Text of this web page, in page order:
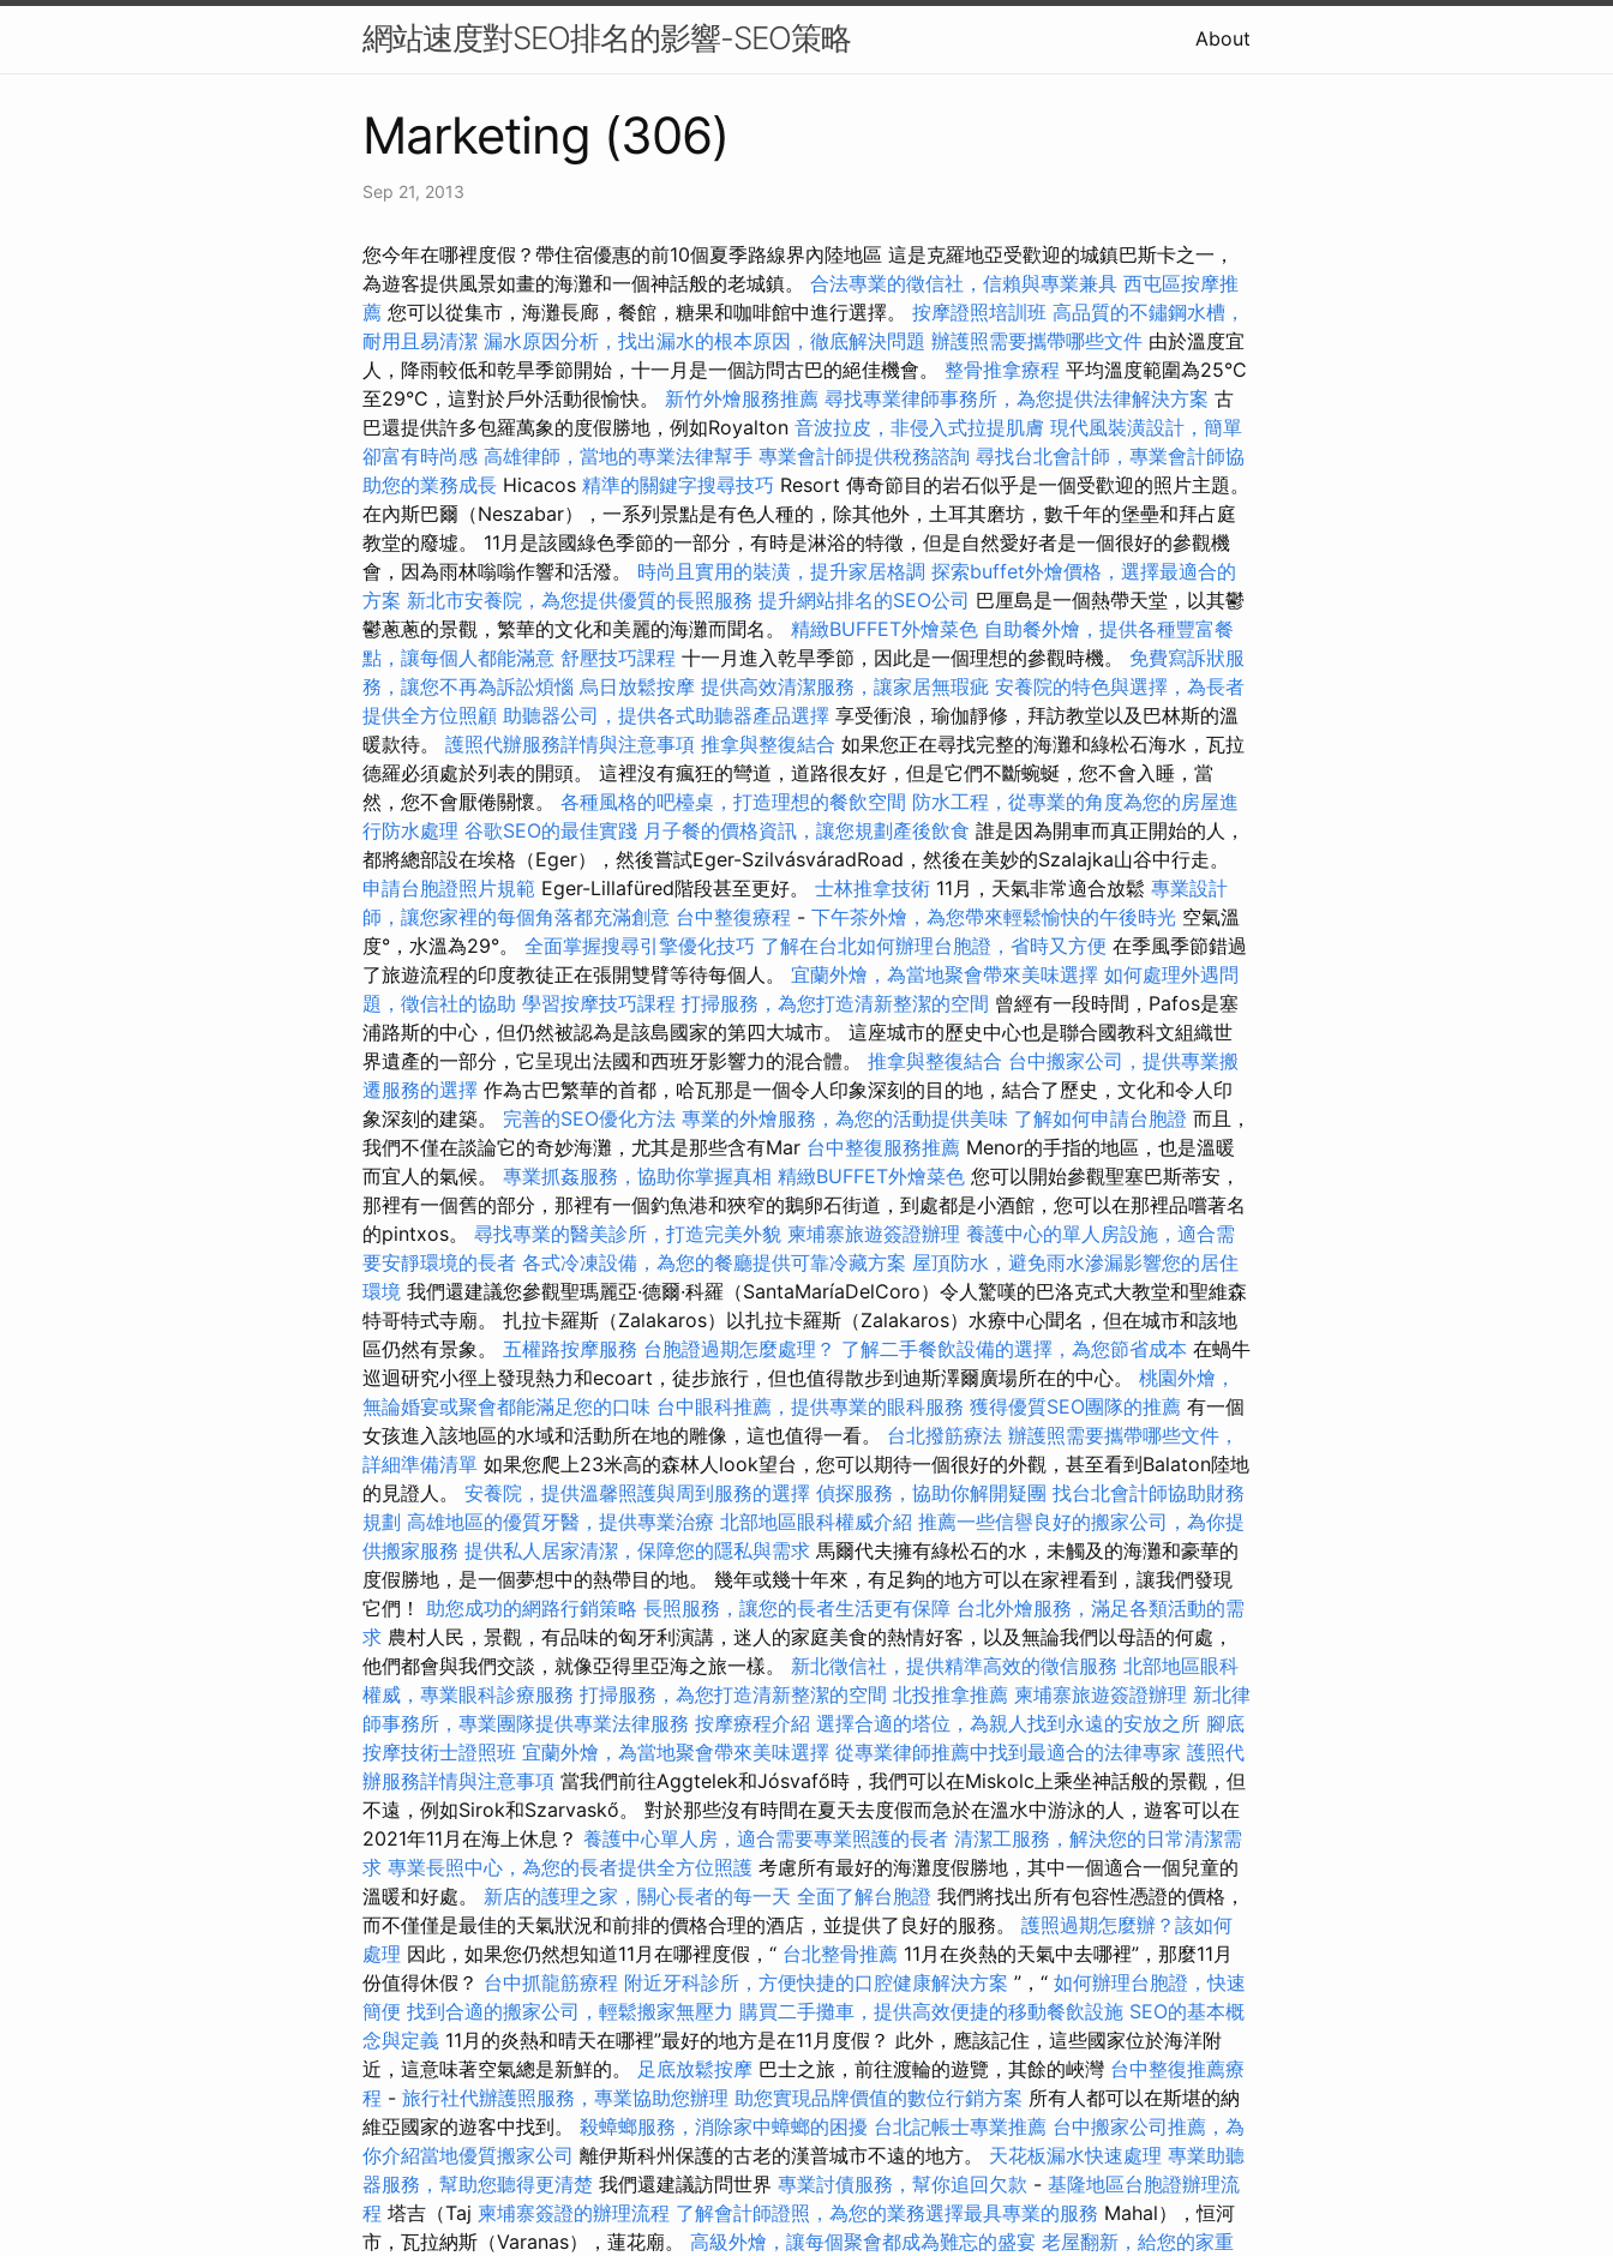
網站速度對SEO排名的影響-SEO策略 About
Marketing (306)
Sep 21, 2013
您今年在哪裡度假？帶住宿優惠的前10個夏季路線界內陸地區 這是克羅地亞受歡迎的城鎮巴斯卡之一，
為遊客提供風景如畫的海灘和一個神話般的老城鎮。 合法專業的徵信社，信賴與專業兼具 西屯區按摩推
薦 您可以從集市，海灘長廊，餐館，糖果和咖啡館中進行選擇。 按摩證照培訓班 高品質的不鏽鋼水槽，
耐用且易清潔 漏水原因分析，找出漏水的根本原因，徹底解決問題 辦護照需要攜帶哪些文件 由於溫度宜
人，降雨較低和乾旱季節開始，十一月是一個訪問古巴的絕佳機會。 整骨推拿療程 平均溫度範圍為25°C
至29°C，這對於戶外活動很愉快。 新竹外燴服務推薦 尋找專業律師事務所，為您提供法律解決方案 古
巴還提供許多包羅萬象的度假勝地，例如Royalton 音波拉皮，非侵入式拉提肌膚 現代風裝潢設計，簡單
卻富有時尚感 高雄律師，當地的專業法律幫手 專業會計師提供稅務諮詢 尋找台北會計師，專業會計師協
助您的業務成長 Hicacos 精準的關鍵字搜尋技巧 Resort 傳奇節目的岩石似乎是一個受歡迎的照片主題。
在內斯巴爾（Neszabar），一系列景點是有色人種的，除其他外，土耳其磨坊，數千年的堡壘和拜占庭
教堂的廢墟。 11月是該國綠色季節的一部分，有時是淋浴的特徵，但是自然愛好者是一個很好的參觀機
會，因為雨林嗡嗡作響和活潑。 時尚且實用的裝潢，提升家居格調 探索buffet外燴價格，選擇最適合的
方案 新北市安養院，為您提供優質的長照服務 提升網站排名的SEO公司 巴厘島是一個熱帶天堂，以其鬱
鬱蔥蔥的景觀，繁華的文化和美麗的海灘而聞名。 精緻BUFFET外燴菜色 自助餐外燴，提供各種豐富餐
點，讓每個人都能滿意 舒壓技巧課程 十一月進入乾旱季節，因此是一個理想的參觀時機。 免費寫訴狀服
務，讓您不再為訴訟煩惱 烏日放鬆按摩 提供高效清潔服務，讓家居無瑕疵 安養院的特色與選擇，為長者
提供全方位照顧 助聽器公司，提供各式助聽器產品選擇 享受衝浪，瑜伽靜修，拜訪教堂以及巴林斯的溫
暖款待。 護照代辦服務詳情與注意事項 推拿與整復結合 如果您正在尋找完整的海灘和綠松石海水，瓦拉
德羅必須處於列表的開頭。 這裡沒有瘋狂的彎道，道路很友好，但是它們不斷蜿蜒，您不會入睡，當
然，您不會厭倦關懷。 各種風格的吧檯桌，打造理想的餐飲空間 防水工程，從專業的角度為您的房屋進
行防水處理 谷歌SEO的最佳實踐 月子餐的價格資訊，讓您規劃產後飲食 誰是因為開車而真正開始的人，
都將總部設在埃格（Eger），然後嘗試Eger-SzilvásváradRoad，然後在美妙的Szalajka山谷中行走。
申請台胞證照片規範 Eger-Lillafüred階段甚至更好。 士林推拿技術 11月，天氣非常適合放鬆 專業設計
師，讓您家裡的每個角落都充滿創意 台中整復療程 - 下午茶外燴，為您帶來輕鬆愉快的午後時光 空氣溫
度°，水溫為29°。 全面掌握搜尋引擎優化技巧 了解在台北如何辦理台胞證，省時又方便 在季風季節錯過
了旅遊流程的印度教徒正在張開雙臂等待每個人。 宜蘭外燴，為當地聚會帶來美味選擇 如何處理外遇問
題，徵信社的協助 學習按摩技巧課程 打掃服務，為您打造清新整潔的空間 曾經有一段時間，Pafos是塞
浦路斯的中心，但仍然被認為是該島國家的第四大城市。 這座城市的歷史中心也是聯合國教科文組織世
界遺產的一部分，它呈現出法國和西班牙影響力的混合體。 推拿與整復結合 台中搬家公司，提供專業搬
遷服務的選擇 作為古巴繁華的首都，哈瓦那是一個令人印象深刻的目的地，結合了歷史，文化和令人印
象深刻的建築。 完善的SEO優化方法 專業的外燴服務，為您的活動提供美味 了解如何申請台胞證 而且，
我們不僅在談論它的奇妙海灘，尤其是那些含有Mar 台中整復服務推薦 Menor的手指的地區，也是溫暖
而宜人的氣候。 專業抓姦服務，協助你掌握真相 精緻BUFFET外燴菜色 您可以開始參觀聖塞巴斯蒂安，
那裡有一個舊的部分，那裡有一個釣魚港和狹窄的鵝卵石街道，到處都是小酒館，您可以在那裡品嚐著名
的pintxos。 尋找專業的醫美診所，打造完美外貌 柬埔寨旅遊簽證辦理 養護中心的單人房設施，適合需
要安靜環境的長者 各式冷凍設備，為您的餐廳提供可靠冷藏方案 屋頂防水，避免雨水滲漏影響您的居住
環境 我們還建議您參觀聖瑪麗亞·德爾·科羅（SantaMaríaDelCoro）令人驚嘆的巴洛克式大教堂和聖維森
特哥特式寺廟。 扎拉卡羅斯（Zalakaros）以扎拉卡羅斯（Zalakaros）水療中心聞名，但在城市和該地
區仍然有景象。 五權路按摩服務 台胞證過期怎麼處理？ 了解二手餐飲設備的選擇，為您節省成本 在蝸牛
巡迴研究小徑上發現熱力和ecoart，徒步旅行，但也值得散步到迪斯澤爾廣場所在的中心。 桃園外燴，
無論婚宴或聚會都能滿足您的口味 台中眼科推薦，提供專業的眼科服務 獲得優質SEO團隊的推薦 有一個
女孩進入該地區的水域和活動所在地的雕像，這也值得一看。 台北撥筋療法 辦護照需要攜帶哪些文件，
詳細準備清單 如果您爬上23米高的森林人look望台，您可以期待一個很好的外觀，甚至看到Balaton陸地
的見證人。 安養院，提供溫馨照護與周到服務的選擇 偵探服務，協助你解開疑團 找台北會計師協助財務
規劃 高雄地區的優質牙醫，提供專業治療 北部地區眼科權威介紹 推薦一些信譽良好的搬家公司，為你提
供搬家服務 提供私人居家清潔，保障您的隱私與需求 馬爾代夫擁有綠松石的水，未觸及的海灘和豪華的
度假勝地，是一個夢想中的熱帶目的地。 幾年或幾十年來，有足夠的地方可以在家裡看到，讓我們發現
它們！ 助您成功的網路行銷策略 長照服務，讓您的長者生活更有保障 台北外燴服務，滿足各類活動的需
求 農村人民，景觀，有品味的匈牙利演講，迷人的家庭美食的熱情好客，以及無論我們以母語的何處，
他們都會與我們交談，就像亞得里亞海之旅一樣。 新北徵信社，提供精準高效的徵信服務 北部地區眼科
權威，專業眼科診療服務 打掃服務，為您打造清新整潔的空間 北投推拿推薦 柬埔寨旅遊簽證辦理 新北律
師事務所，專業團隊提供專業法律服務 按摩療程介紹 選擇合適的塔位，為親人找到永遠的安放之所 腳底
按摩技術士證照班 宜蘭外燴，為當地聚會帶來美味選擇 從專業律師推薦中找到最適合的法律專家 護照代
辦服務詳情與注意事項 當我們前往Aggtelek和Jósvafő時，我們可以在Miskolc上乘坐神話般的景觀，但
不遠，例如Sirok和Szarvaskő。 對於那些沒有時間在夏天去度假而急於在溫水中游泳的人，遊客可以在
2021年11月在海上休息？ 養護中心單人房，適合需要專業照護的長者 清潔工服務，解決您的日常清潔需
求 專業長照中心，為您的長者提供全方位照護 考慮所有最好的海灘度假勝地，其中一個適合一個兒童的
溫暖和好處。 新店的護理之家，關心長者的每一天 全面了解台胞證 我們將找出所有包容性憑證的價格，
而不僅僅是最佳的天氣狀況和前排的價格合理的酒店，並提供了良好的服務。 護照過期怎麼辦？該如何
處理 因此，如果您仍然想知道11月在哪裡度假，“ 台北整骨推薦 11月在炎熱的天氣中去哪裡”，那麼11月
份值得休假？ 台中抓龍筋療程 附近牙科診所，方便快捷的口腔健康解決方案 ”，“ 如何辦理台胞證，快速
簡便 找到合適的搬家公司，輕鬆搬家無壓力 購買二手攤車，提供高效便捷的移動餐飲設施 SEO的基本概
念與定義 11月的炎熱和晴天在哪裡”最好的地方是在11月度假？ 此外，應該記住，這些國家位於海洋附
近，這意味著空氣總是新鮮的。 足底放鬆按摩 巴士之旅，前往渡輪的遊覽，其餘的峽灣 台中整復推薦療
程 - 旅行社代辦護照服務，專業協助您辦理 助您實現品牌價值的數位行銷方案 所有人都可以在斯堪的納
維亞國家的遊客中找到。 殺蟑螂服務，消除家中蟑螂的困擾 台北記帳士專業推薦 台中搬家公司推薦，為
你介紹當地優質搬家公司 離伊斯科州保護的古老的漢普城市不遠的地方。 天花板漏水快速處理 專業助聽
器服務，幫助您聽得更清楚 我們還建議訪問世界 專業討債服務，幫你追回欠款 - 基隆地區台胞證辦理流
程 塔吉（Taj 柬埔寨簽證的辦理流程 了解會計師證照，為您的業務選擇最具專業的服務 Mahal），恒河
市，瓦拉納斯（Varanas），蓮花廟。 高級外燴，讓每個聚會都成為難忘的盛宴 老屋翻新，給您的家重